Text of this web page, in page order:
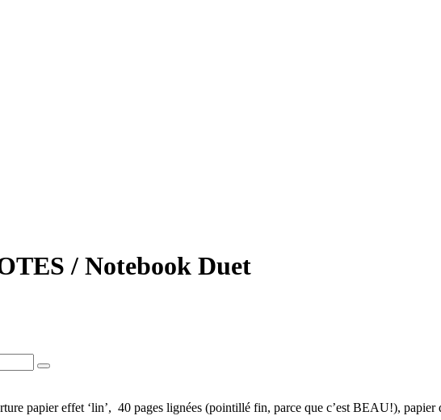
/ Notebook Duet
papier effet ‘lin’, 40 pages lignées (pointillé fin, parce que c’est BEAU!), papier